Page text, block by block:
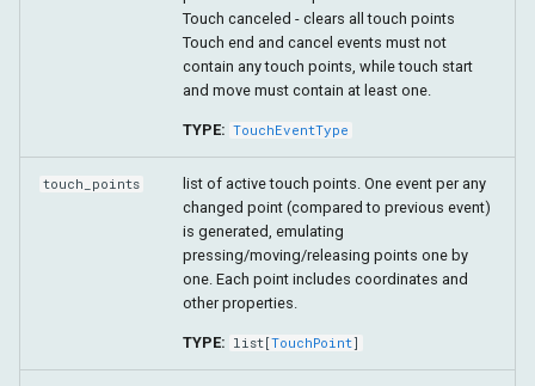
Touch canceled - clears all touch points
Touch end and cancel events must not
contain any touch points, while touch start
and move must contain at least one.
TYPE: TouchEventType
touch_points
list of active touch points. One event per any
changed point (compared to previous event)
is generated, emulating
pressing/moving/releasing points one by
one. Each point includes coordinates and
other properties.
TYPE: list[TouchPoint]